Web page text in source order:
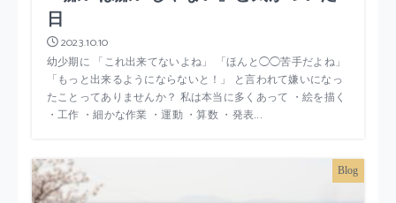
日
2023.10.10
幼少期に 「これ出来てないよね」 「ほんと◯◯苦手だよね」
「もっと出来るようにならないと！」 と言われて嫌いになっ
たことってありませんか？ 私は本当に多くあって ・絵を描く
・工作 ・細かな作業 ・運動 ・算数 ・発表...
Blog